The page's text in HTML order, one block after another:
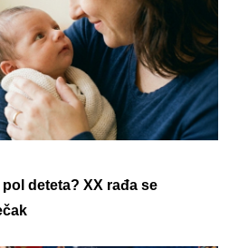
deteta? XX rađa se